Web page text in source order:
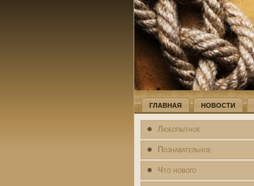
ГЛАВНАЯ НОВОСТИ
Любопытное
Познавательное
Что нового